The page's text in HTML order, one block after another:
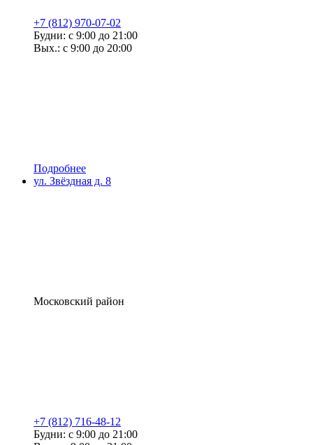
+7 (812) 970-07-02
Будни: с 9:00 до 21:00
Вых.: с 9:00 до 20:00
Подробнее
ул. Звёздная д. 8
Московский район
+7 (812) 716-48-12
Будни: с 9:00 до 21:00